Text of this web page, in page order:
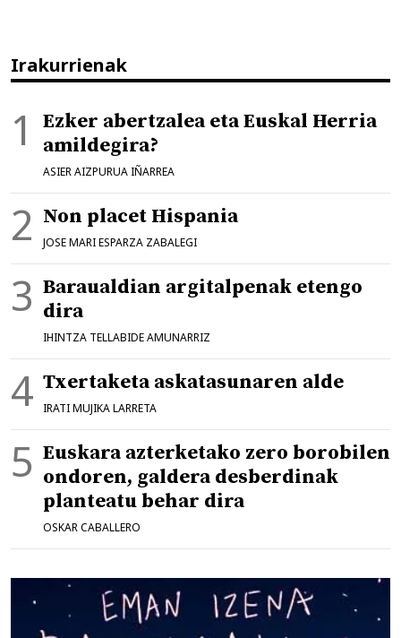
Irakurrienak
Ezker abertzalea eta Euskal Herria
amildegira?
ASIER AIZPURUA IÑARREA
Non placet Hispania
JOSE MARI ESPARZA ZABALEGI
Baraualdian argitalpenak etengo
dira
IHINTZA TELLABIDE AMUNARRIZ
Txertaketa askatasunaren alde
IRATI MUJIKA LARRETA
Euskara azterketako zero borobilen
ondoren, galdera desberdinak
planteatu behar dira
OSKAR CABALLERO